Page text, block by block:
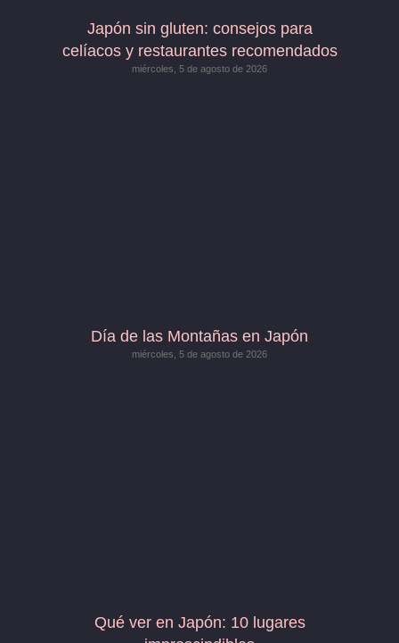
Japón sin gluten: consejos para
celíacos y restaurantes recomendados
miércoles, 5 de agosto de 2026
Día de las Montañas en Japón
miércoles, 5 de agosto de 2026
Qué ver en Japón: 10 lugares